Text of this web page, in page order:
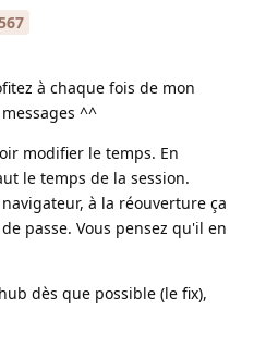
à chaque fois de mon
^^
modifier le temps. En
le temps de la session.
à la réouverture ça
passe. Vous pensez qu'il en
dès que possible (le fix),